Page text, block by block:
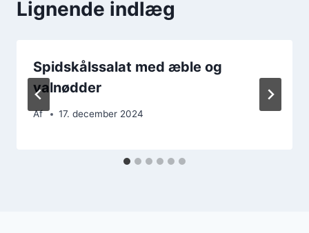
Lignende indlæg
Spidskålssalat med æble og
valnødder
Af 17. december 2024